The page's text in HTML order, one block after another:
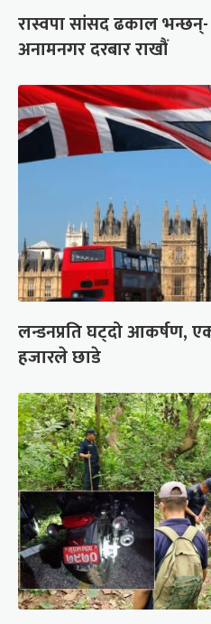
रास्वपा सांसद ढकाल भन्छन्-
अनामनगर दरबार राखौं
लन्डनप्रति घट्दो आकर्षण,
हजारले छाडे